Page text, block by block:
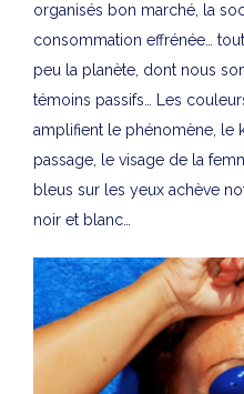
organisés bon marché, la
consommation effrénée…
peu la planète, dont nous
témoins passifs… Les
amplifient le phénomène, le
passage, le visage de la
bleus sur les yeux achève
noir et blanc…